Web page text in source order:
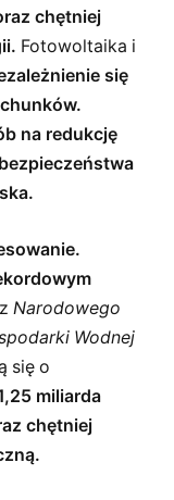
chętniej
Fotowoltaika i
się
na redukcję
Narodowego
Wodnej
się o
miliarda
chętniej